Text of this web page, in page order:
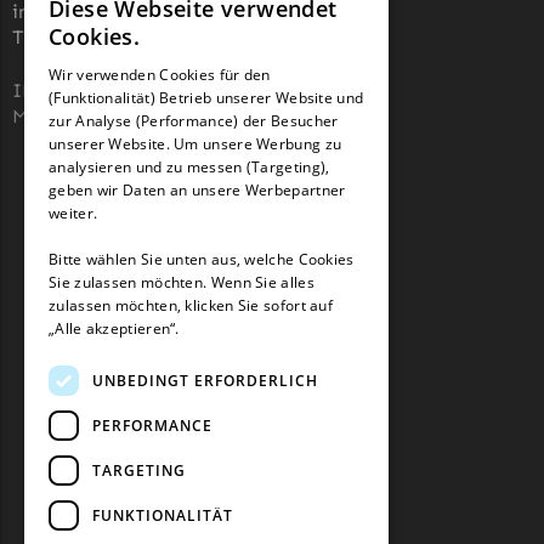
McCulloch
McCulloch Messer
Begrenzungsdraht
Medion
Medion Messer
Begrenzungsdraht
Mountfield Messer
Begrenzungsdraht
Mowox
Mowox Messer
Begrenzungsdraht
MTD
MTD Messer
info@robotermaher-messer.de
Tel. +49 3641 8090878
IHK 67529623
MWST: NL857053759B01
GERMAN
GERMAN
Diese Webseite verwendet
Cookies.
Wir verwenden Cookies für den
(Funktionalität) Betrieb unserer Website und
zur Analyse (Performance) der Besucher
unserer Website. Um unsere Werbung zu
analysieren und zu messen (Targeting),
geben wir Daten an unsere Werbepartner
weiter.
Bitte wählen Sie unten aus, welche Cookies
Sie zulassen möchten. Wenn Sie alles
zulassen möchten, klicken Sie sofort auf
„Alle akzeptieren“.
UNBEDINGT ERFORDERLICH
PERFORMANCE
TARGETING
FUNKTIONALITÄT